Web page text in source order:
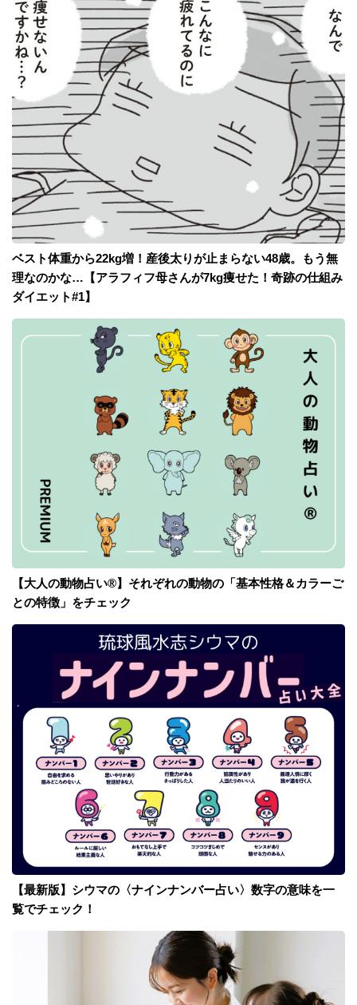
ベスト体重から22kg増！産後太りが止まらない48歳。もう無
理なのかな…【アラフィフ母さんが7kg痩せた！奇跡の仕組み
ダイエット#1】
【大人の動物占い®】それぞれの動物の「基本性格＆カラーご
との特徴」をチェック
【最新版】シウマの〈ナインナンバー占い〉数字の意味を一
覧でチェック！